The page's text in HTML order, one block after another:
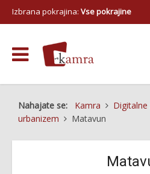
Izbrana pokrajina: Vse pokrajine
Nahajate se: Kamra Digitalne
urbanizem
Matavun